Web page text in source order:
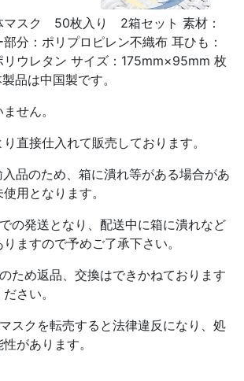
マスク 50枚入り 2箱セット 素材：
分：ポリプロピレン不織布 耳ひも：
リウレタン サイズ：175mm×95mm 枚
品は中国製です。
せん。
直接仕入れて販売しております。
入品のため、箱に潰れ等がある場合があ
用となります。
の発送となり、配送中に箱に潰れなど
ますので予めご了承下さい。
ため返品、交換はできかねております
さい。
スクを転売すると法律違反になり、処
があります。